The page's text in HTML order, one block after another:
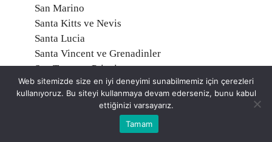
San Marino
Santa Kitts ve Nevis
Santa Lucia
Santa Vincent ve Grenadinler
Sao Tome ve Principe
Senegal
Seyşeller
Web sitemizde size en iyi deneyimi sunabilmemiz için çerezleri
kullanıyoruz. Bu siteyi kullanmaya devam ederseniz, bunu kabul
ettiğinizi varsayarız.
Tamam